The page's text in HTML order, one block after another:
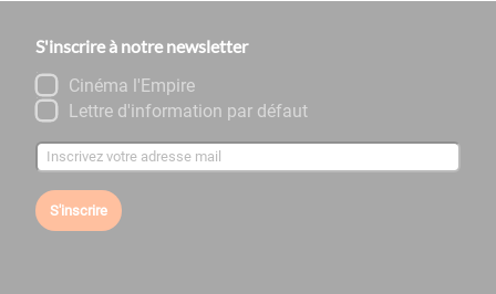
S'inscrire à notre newsletter
Cinéma l'Empire
Lettre d'information par défaut
S'inscrire